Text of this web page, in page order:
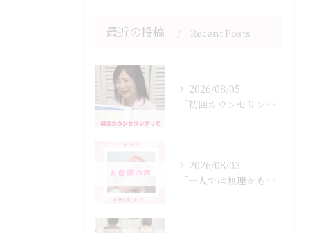
最近の投稿 Recent Posts
2026/08/05
「初回カウンセリングでは何をするの？」
2026/08/03
「一人では無理かも…」